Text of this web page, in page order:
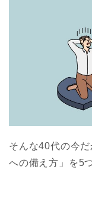
そんな40代の今
への備え方」を5